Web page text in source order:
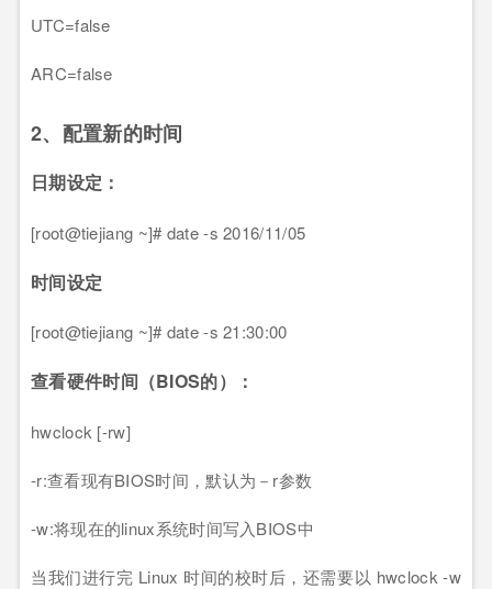
UTC=false
ARC=false
2、配置新的时间
日期设定：
[root@tiejiang ~]# date -s 2016/11/05
时间设定
[root@tiejiang ~]# date -s 21:30:00
查看硬件时间（BIOS的）：
hwclock [-rw]
-r:查看现有BIOS时间，默认为－r参数
-w:将现在的linux系统时间写入BIOS中
当我们进行完 Linux 时间的校时后，还需要以 hwclock -w